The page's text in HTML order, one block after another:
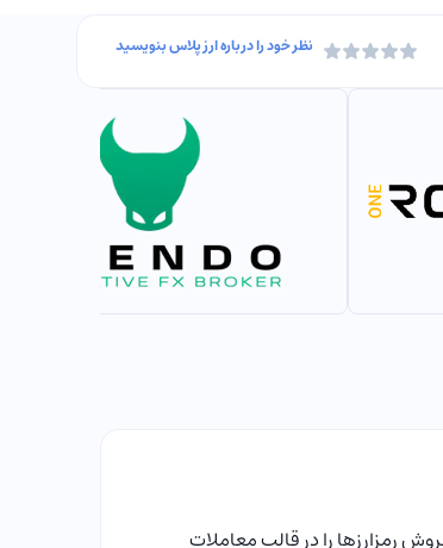
نظر خود را دربارهارز پلاسبنویسید
رمزارزها را در قالب معاملات